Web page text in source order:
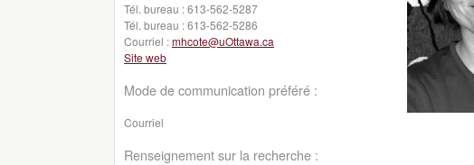
Tél. bureau :613-562-5287
Tél. bureau :613-562-5286
Courriel :mhcote@uOttawa.ca
Site web
Mode de communication préféré :
Courriel
Renseignement sur la recherche :